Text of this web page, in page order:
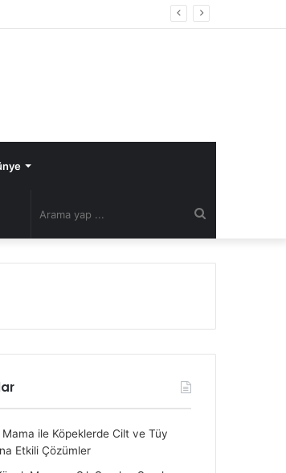
yap
Mama ile Köpeklerde Cilt ve Tüy
Etkili Çözümler